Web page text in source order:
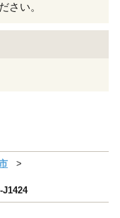
さい。
J1424